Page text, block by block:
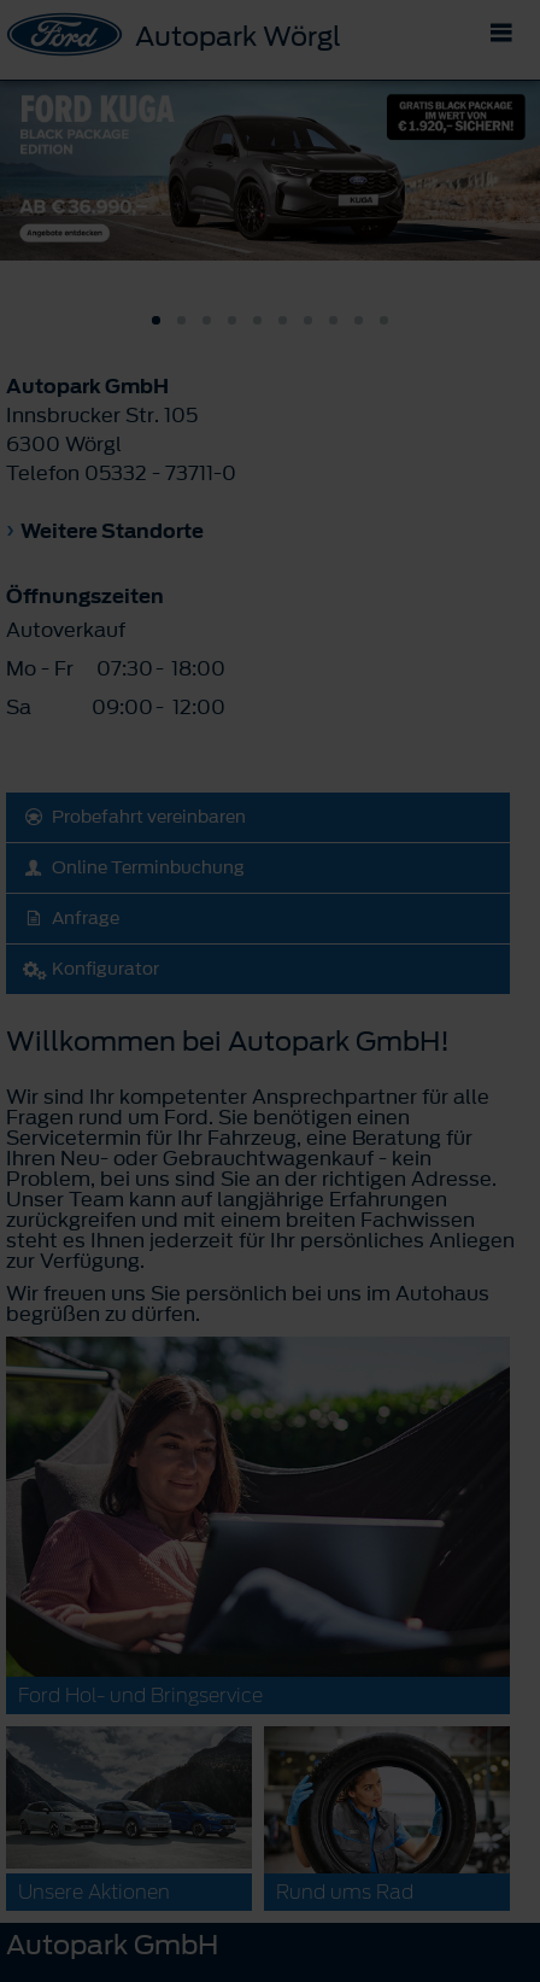
Autopark Wörgl
Autopark GmbH
Innsbrucker Str. 105
6300 Wörgl
Telefon 05332 - 73711-0
Weitere Standorte
Öffnungszeiten
Autoverkauf
Mo - Fr
07:30- 18:00
Sa
09:00- 12:00
Probefahrt vereinbaren
Online Terminbuchung
Anfrage
Konfigurator
Willkommen bei Autopark GmbH!
Wir sind Ihr kompetenter Ansprechpartner für alle
Fragen rund um Ford. Sie benötigen einen
Servicetermin für Ihr Fahrzeug, eine Beratung für
Ihren Neu- oder Gebrauchtwagenkauf - kein
Problem, bei uns sind Sie an der richtigen Adresse.
Unser Team kann auf langjährige Erfahrungen
zurückgreifen und mit einem breiten Fachwissen
steht es Ihnen jederzeit für Ihr persönliches Anliegen
zur Verfügung.
Wir freuen uns Sie persönlich bei uns im Autohaus
begrüßen zu dürfen.
Ford Hol- und Bringservice
Unsere Aktionen Rund ums Rad
Autopark GmbH